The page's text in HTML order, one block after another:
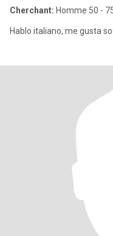
Cherchant: Homme 50 -
Hablo italiano, me gusta